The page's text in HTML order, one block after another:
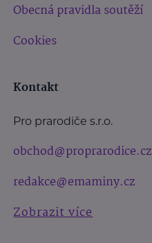
Obecná pravidla soutěží
Cookies
Kontakt
Pro prarodiče s.r.o.
obchod@proprarodice.cz
redakce@emaminy.cz
Zobrazit více